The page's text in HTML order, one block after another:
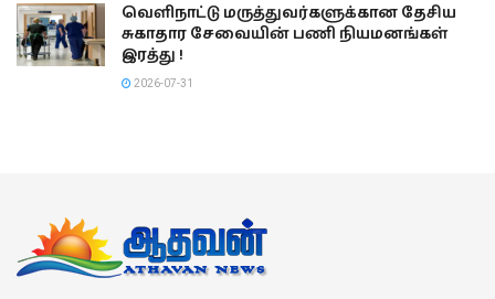
வெளிநாட்டு மருத்துவர்களுக்கான தேசிய
சுகாதார சேவையின் பணி நியமனங்கள்
இரத்து !
2026-07-31